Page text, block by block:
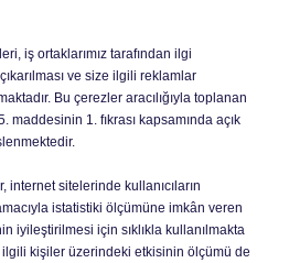
iş ortaklarımız tarafından ilgi
ve size ilgili reklamlar
Bu çerezler aracılığıyla toplanan
maddesinin 1. fıkrası kapsamında açık
internet sitelerinde kullanıcıların
istatistiki ölçümüne imkân veren
iyileştirilmesi için sıklıkla kullanılmakta
kişiler üzerindeki etkisinin ölçümü de